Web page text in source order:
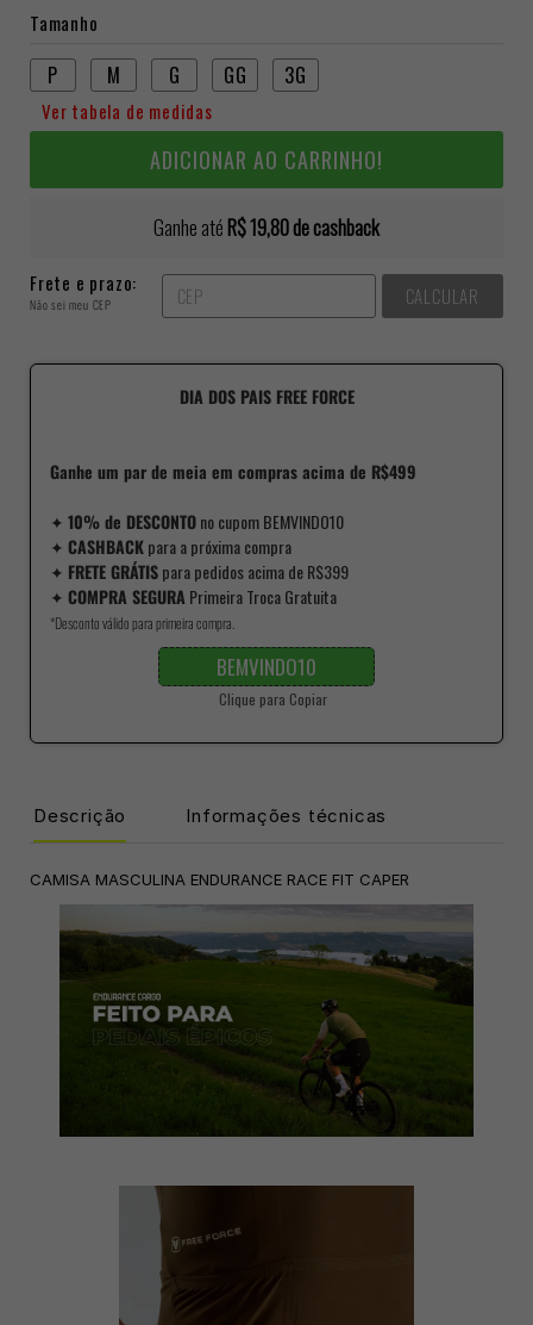
Tamanho
P M G GG 3G
Ver tabela de medidas
ADICIONAR AO CARRINHO!
Ganhe até R$ 19,80de cashback
Frete e prazo:
Não sei meu CEP CALCULAR
DIA DOS PAIS FREE FORCE
Ganhe um par de meia em compras acima de R$499
✦ 10% de DESCONTOno cupom BEMVINDO10
✦ CASHBACKpara a próxima compra
✦ FRETE GRÁTISpara pedidos acima de R$399
✦ COMPRA SEGURA Primeira Troca Gratuita
*Desconto válido para primeira compra.
BEMVINDO10
Clique para Copiar
Descrição Informações técnicas
CAMISA MASCULINA ENDURANCE RACE FIT CAPER